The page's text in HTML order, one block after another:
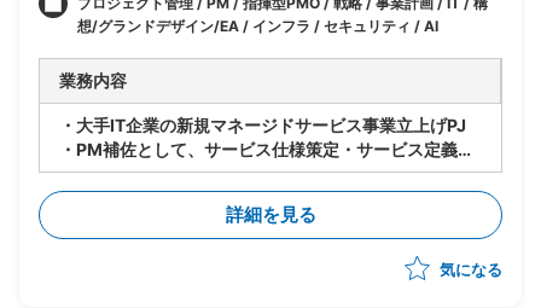
想/グランドデザイン/EA / インフラ / セキュリティ / AI
業務内容
・大手IT企業の新規マネージドサービス事業立上げPJ
・PM補佐として、サービス仕様策定・サービス定義・
サービスデザイン等、立上げ全体をリード
・立上げ後はサービス運用のリードを担当しつつメニュ
ー化や顧客アプローチへの参画等、多面的に貢献範囲を
拡大
詳細を見る
気になる